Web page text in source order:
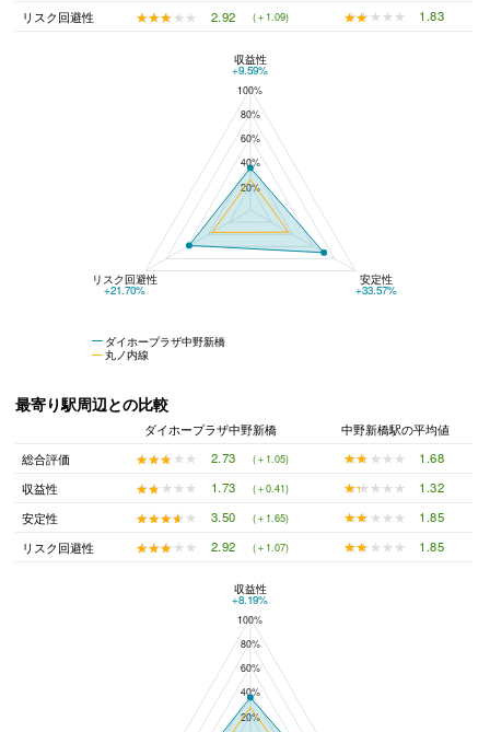
リスク回避性
★★★★★
★★★★★ 2.92 (＋1.09) ★★★★★
★★★★★ 1.83
100%
80%
60%
40%
20%
収益性
+9.59%
ダイホープラザ中野新橋
丸ノ内線
リスク回避性
+21.70%
安定性
+33.57%
最寄り駅周辺との比較
ダイホープラザ中野新橋
中野新橋駅の平均値
総合評価
★★★★★
★★★★★ 2.73 (＋1.05) ★★★★★
★★★★★
1.68
収益性
★★★★★
★★★★★ 1.73 (＋0.41) ★★★★★
★★★★★
1.32
安定性
★★★★★
★★★★★ 3.50 (＋1.65) ★★★★★
★★★★★
1.85
リスク回避性
★★★★★
★★★★★ 2.92 (＋1.07) ★★★★★
★★★★★ 1.85
100%
80%
60%
40%
20%
収益性
+8.19%